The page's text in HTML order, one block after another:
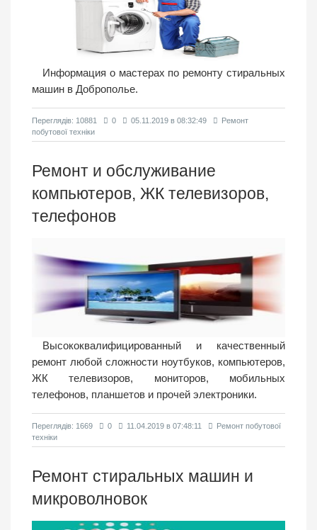
Информация о мастерах по ремонту стиральных
машин в Доброполье.
Переглядiв: 10881 0 05.11.2019 в 08:32:49
Ремонт
побутової техніки
Ремонт и обслуживание
компьютеров, ЖК телевизоров,
телефонов
Высококвалифицированный и качественный
ремонт любой сложности ноутбуков, компьютеров,
ЖК телевизоров, мониторов, мобильных
телефонов, планшетов и прочей электроники.
Переглядiв: 1669 0 11.04.2019 в 07:48:11
Ремонт побутової
техніки
Ремонт стиральных машин и
микроволновок